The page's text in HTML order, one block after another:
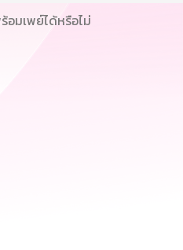
อมเพย์ได้หรือไม่